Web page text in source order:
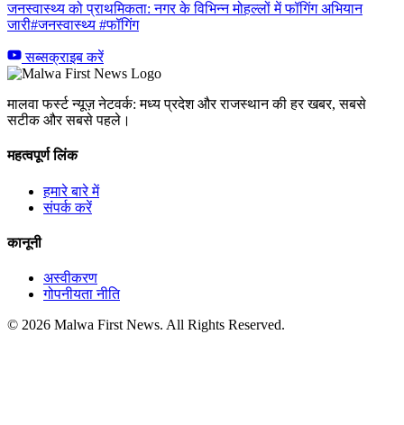
जनस्वास्थ्य को प्राथमिकता: नगर के विभिन्न मोहल्लों में फॉगिंग अभियान
जारी#जनस्वास्थ्य #फॉगिंग
सब्सक्राइब करें
मालवा फर्स्ट न्यूज़ नेटवर्क: मध्य प्रदेश और राजस्थान की हर खबर, सबसे
सटीक और सबसे पहले।
महत्वपूर्ण लिंक
हमारे बारे में
संपर्क करें
कानूनी
अस्वीकरण
गोपनीयता नीति
© 2026 Malwa First News. All Rights Reserved.